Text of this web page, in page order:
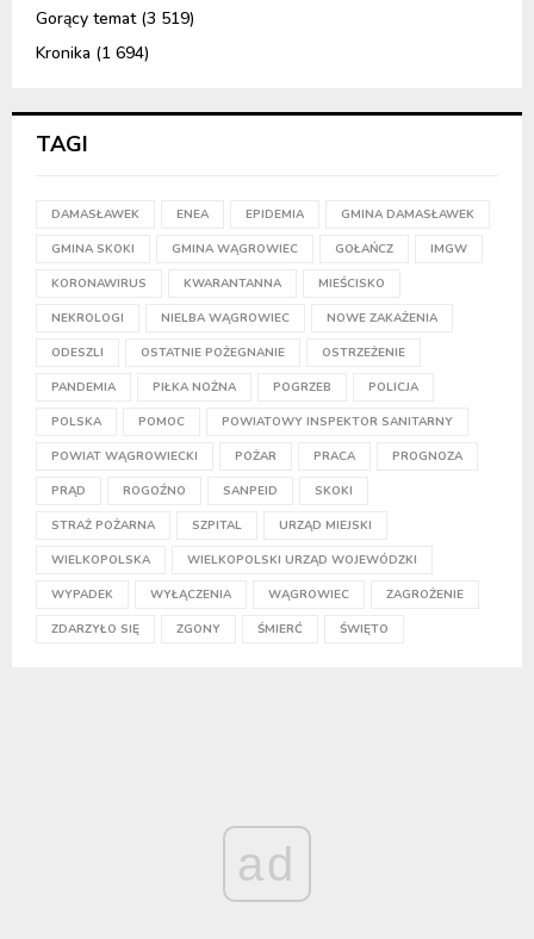
Gorący temat(3 519)
Kronika (1 694)
TAGI
DAMASŁAWEK ENEA EPIDEMIA GMINA DAMASŁAWEK
GMINA SKOKI GMINA WĄGROWIEC GOŁAŃCZ IMGW
KORONAWIRUS KWARANTANNA MIEŚCISKO
NEKROLOGI NIELBA WĄGROWIEC NOWE ZAKAŻENIA
ODESZLI OSTATNIE POŻEGNANIE OSTRZEŻENIE
PANDEMIA PIŁKA NOŻNA POGRZEB POLICJA
POLSKA POMOC POWIATOWY INSPEKTOR SANITARNY
POWIAT WĄGROWIECKI POŻAR PRACA PROGNOZA
PRĄD ROGOŹNO SANPEID SKOKI
STRAŻ POŻARNA SZPITAL URZĄD MIEJSKI
WIELKOPOLSKA WIELKOPOLSKI URZĄD WOJEWÓDZKI
WYPADEK WYŁĄCZENIA WĄGROWIEC ZAGROŻENIE
ZDARZYŁO SIĘ ZGONY ŚMIERĆ ŚWIĘTO
ad